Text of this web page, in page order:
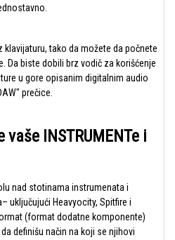
klavijaturu, tako da možete da počnete
Da biste dobili brz vodič za korišćenje
u gore opisanim digitalnim audio
prečice.
vaše INSTRUMENTe i
nad stotinama instrumenata i
uključujući Heavyocity, Spitfire i
(format dodatne komponente)
definišu način na koji se njihovi